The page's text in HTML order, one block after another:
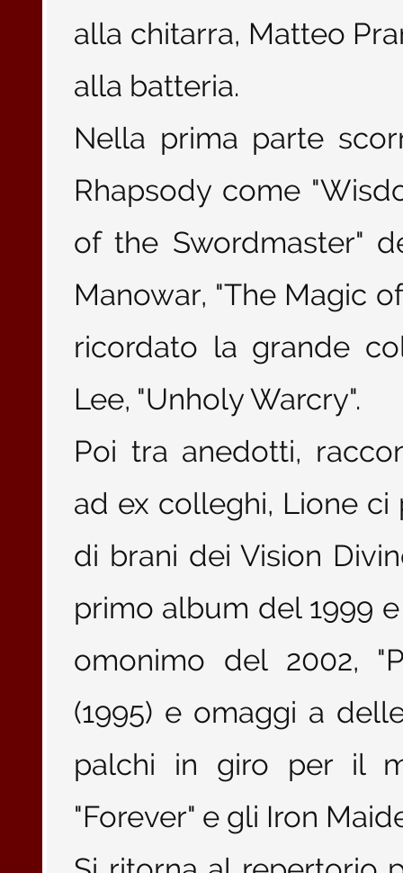
alla chitarra, Matteo
alla batteria.
Nella prima parte
Rhapsody come
of the Swordmaster"
Manowar, "The Magic
ricordato la grande
Lee, "Unholy Warcry".
Poi tra anedotti,
ad ex colleghi, Lione
di brani dei Vision
primo album del 1999
omonimo del 2002,
(1995) e omaggi a
palchi in giro per il
"Forever" e gli Iron